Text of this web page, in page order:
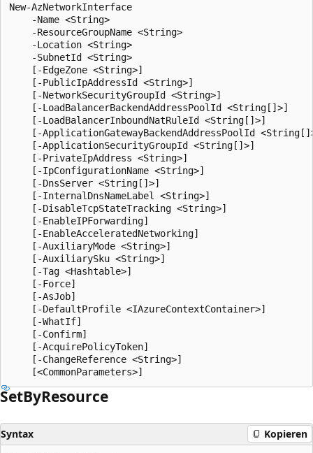
New-AzNetworkInterface
    -Name <String>
    -ResourceGroupName <String>
    -Location <String>
    -SubnetId <String>
    [-EdgeZone <String>]
    [-PublicIpAddressId <String>]
    [-NetworkSecurityGroupId <String>]
    [-LoadBalancerBackendAddressPoolId <String[]>]
    [-LoadBalancerInboundNatRuleId <String[]>]
[-ApplicationGatewayBackendAddressPoolId
    [-ApplicationSecurityGroupId <String[]>]
    [-PrivateIpAddress <String>]
    [-IpConfigurationName <String>]
    [-DnsServer <String[]>]
    [-InternalDnsNameLabel <String>]
    [-DisableTcpStateTracking <String>]
    [-EnableIPForwarding]
    [-EnableAcceleratedNetworking]
    [-AuxiliaryMode <String>]
    [-AuxiliarySku <String>]
    [-Tag <Hashtable>]
    [-Force]
    [-AsJob]
    [-DefaultProfile <IAzureContextContainer>]
    [-WhatIf]
    [-Confirm]
    [-AcquirePolicyToken]
    [-ChangeReference <String>]
SetByResource
Syntax Kopieren